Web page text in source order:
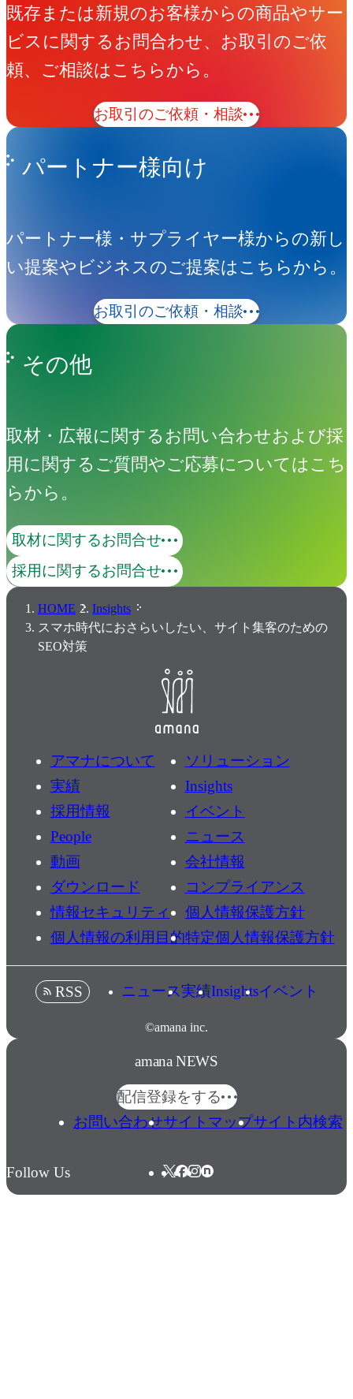
既存または新規のお客様からの商品やサー
ビスに関するお問合わせ、お取引のご依
頼、ご相談はこちらから。
お取引のご依頼・相談
パートナー様向け
パートナー様・サプライヤー様からの新し
い提案やビジネスのご提案はこちらから。
お取引のご依頼・相談
その他
取材・広報に関するお問い合わせおよび採
用に関するご質問やご応募についてはこち
らから。
取材に関するお問合せ
採用に関するお問合せ
HOME
Insights
スマホ時代におさらいしたい、サイト集客のための
SEO対策
アマナについて
ソリューション
実績
Insights
採用情報
イベント
People
ニュース
動画
会社情報
ダウンロード
コンプライアンス
情報セキュリティ
個人情報保護方針
個人情報の利用目的特定個人情報保護方針
©amana inc.
RSS ニュース実績Insightsイベント
amana NEWS
配信登録をする
お問い合わせサイトマップサイト内検索
Follow Us